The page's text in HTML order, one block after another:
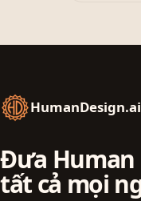
HumanDesign.ai
Đưa Human
tất cả mọi